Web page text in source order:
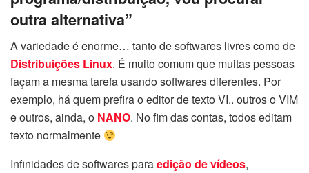
outra alternativa”
A variedade é enorme… tanto de softwares livres como de
Distribuições Linux. É muito comum que muitas pessoas
façam a mesma tarefa usando softwares diferentes. Por
exemplo, há quem prefira o editor de texto VI.. outros o VIM
e outros, ainda, o NANO. No fim das contas, todos editam
texto normalmente
Infinidades de softwares paraedição de vídeos,